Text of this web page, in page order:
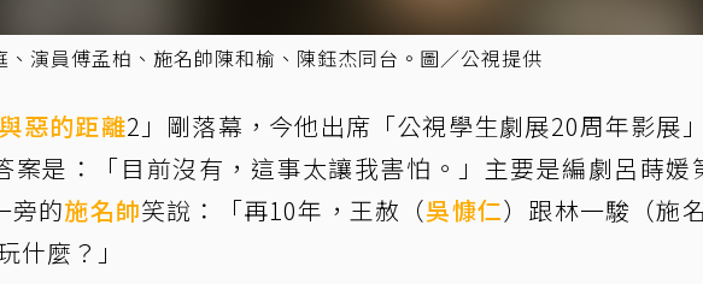
演員傅孟柏、施名帥陳和榆、陳鈺杰同台。圖／公視提供
惡的距離2」剛落幕，今他出席「公視學生劇展20周年影展
案是：「目前沒有，這事太讓我害怕。」主要是編劇呂蒔媛
旁的施名帥笑說：「再10年，王赦（吳慷仁）跟林一駿（施名
什麼？」